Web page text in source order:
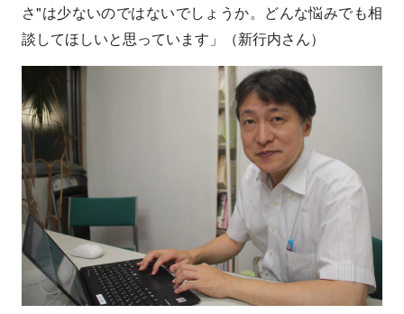
さ"は少ないのではないでしょうか。どんな悩みでも相
談してほしいと思っています」（新行内さん）